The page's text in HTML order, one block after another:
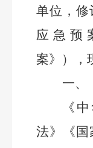
单位，修
应急预
案》）
，
一、
《
法》《国